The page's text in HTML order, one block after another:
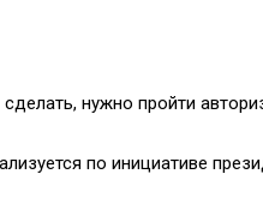
нужно пройти
по инициативе